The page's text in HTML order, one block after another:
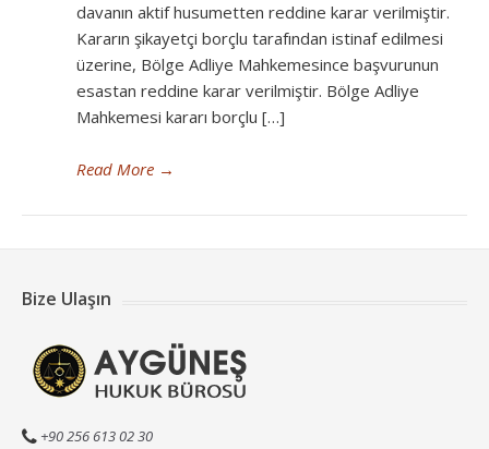
davanın aktif husumetten reddine karar verilmiştir.
Kararın şikayetçi borçlu tarafından istinaf edilmesi
üzerine, Bölge Adliye Mahkemesince başvurunun
esastan reddine karar verilmiştir. Bölge Adliye
Mahkemesi kararı borçlu […]
Read More →
Bize Ulaşın
+90 256 613 02 30